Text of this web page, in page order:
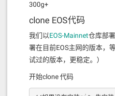
300g+
clone EOS代码
我们以EOS-Mainnet仓库部
署在目前EOS主网的版本，
试过的版本，更稳定。）
开始clone 代码